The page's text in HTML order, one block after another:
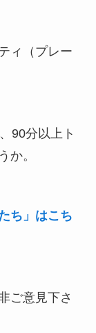
ィ（プレー
90分以上ト
か。
ち」はこち
ご意見下さ